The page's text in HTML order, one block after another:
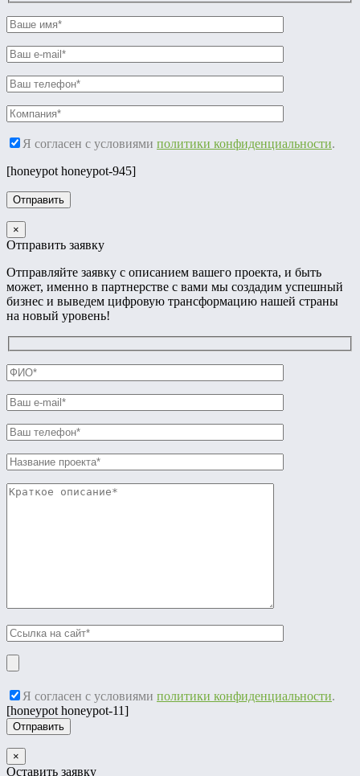
Я согласен с условиями политики конфиденциальности.
[honeypot honeypot-945]
×
Отправить заявку
Отправляйте заявку с описанием вашего проекта, и быть
может, именно в партнерстве с вами мы создадим успешный
бизнес и выведем цифровую трансформацию нашей страны
на новый уровень!
Я согласен с условиями политики конфиденциальности.
[honeypot honeypot-11]
×
Оставить заявку